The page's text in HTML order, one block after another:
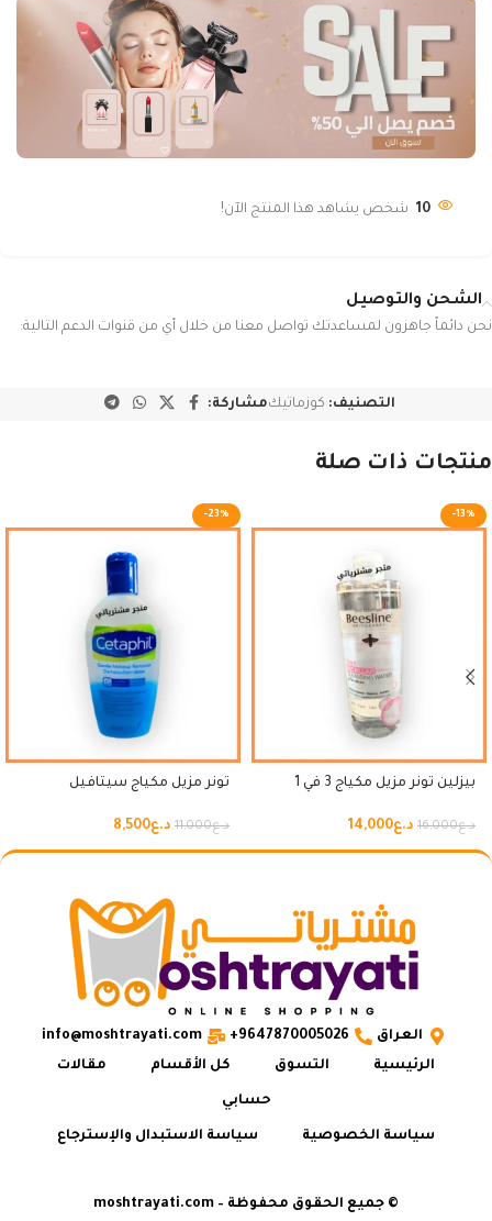
10 شخص يشاهد هذا المنتج الآن!
الشحن والتوصيل
نحن دائماً جاهزون لمساعدتك تواصل معنا من خلال أي من قنوات الدعم التالية:
التصنيف: كوزماتيكمشاركة:
منتجات ذات صلة
-13%
بيزلين تونر مزيل مكياج 3 في 1
د.ع16,000 د.ع14,000
-23%
تونر مزيل مكياج سيتافيل
د.ع11,000 د.ع8,500
العراق 9647870005026+
info@moshtrayati.com
الرئيسية
التسوق كل الأقسام مقالات
حسابي
سياسة الخصوصية سياسة الاستبدال والإسترجاع
© جميع الحقوق محفوظة – moshtrayati.com